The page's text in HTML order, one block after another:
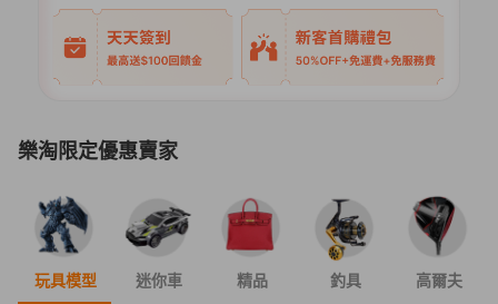
樂淘限定優惠賣家
玩具模型 迷你車 精品 釣具 高爾夫